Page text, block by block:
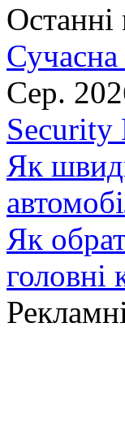
Останні
Сучасна
Сер.
Security
Як
Як
головні